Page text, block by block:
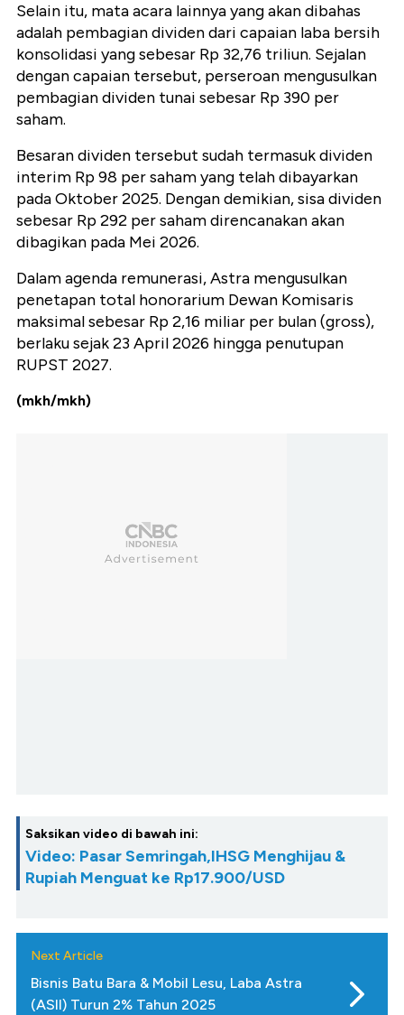
Selain itu, mata acara lainnya yang akan dibahas
adalah pembagian dividen dari capaian laba bersih
konsolidasi yang sebesar Rp 32,76 triliun. Sejalan
dengan capaian tersebut, perseroan mengusulkan
pembagian dividen tunai sebesar Rp 390 per
saham.
Besaran dividen tersebut sudah termasuk dividen
interim Rp 98 per saham yang telah dibayarkan
pada Oktober 2025. Dengan demikian, sisa dividen
sebesar Rp 292 per saham direncanakan akan
dibagikan pada Mei 2026.
Dalam agenda remunerasi, Astra mengusulkan
penetapan total honorarium Dewan Komisaris
maksimal sebesar Rp 2,16 miliar per bulan (gross),
berlaku sejak 23 April 2026 hingga penutupan
RUPST 2027.
(mkh/mkh)
Saksikan video di bawah ini:
Video: Pasar Semringah,IHSG Menghijau &
Rupiah Menguat ke Rp17.900/USD
Next Article
Bisnis Batu Bara & Mobil Lesu, Laba Astra
(ASII) Turun 2% Tahun 2025